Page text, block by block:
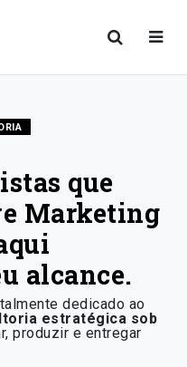
que
Marketing
alcance.
dedicado ao
estratégica sob
produzir e entregar